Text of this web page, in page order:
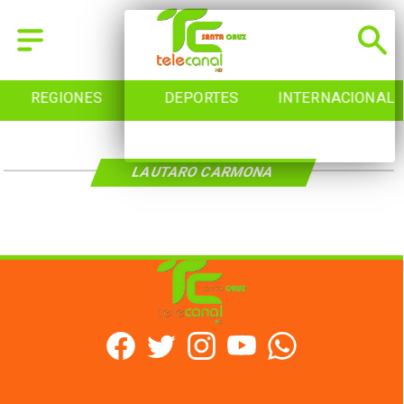
REGIONES DEPORTES INTERNACIONAL
LAUTARO CARMONA